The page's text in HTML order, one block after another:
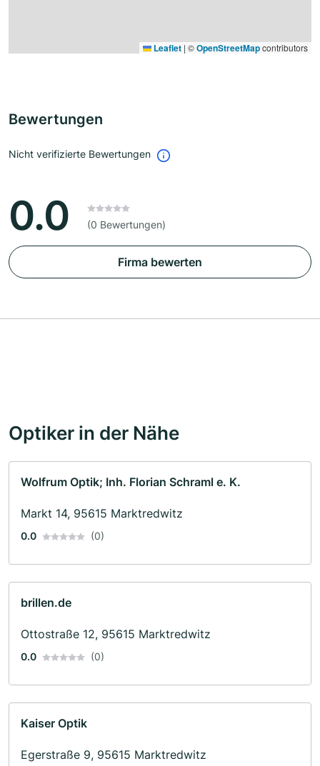
Leaflet | ©OpenStreetMapcontributors
Bewertungen
Nicht verifizierte Bewertungen
0.0 (0 Bewertungen)
Firma bewerten
Optiker in der Nähe
Wolfrum Optik; Inh. Florian Schraml e. K.
Markt 14, 95615 Marktredwitz
0.0 (0)
brillen.de
Ottostraße 12, 95615 Marktredwitz
0.0 (0)
Kaiser Optik
Egerstraße 9, 95615 Marktredwitz